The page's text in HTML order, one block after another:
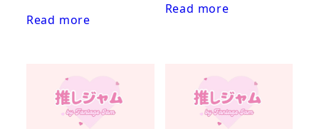
Read more
Read more